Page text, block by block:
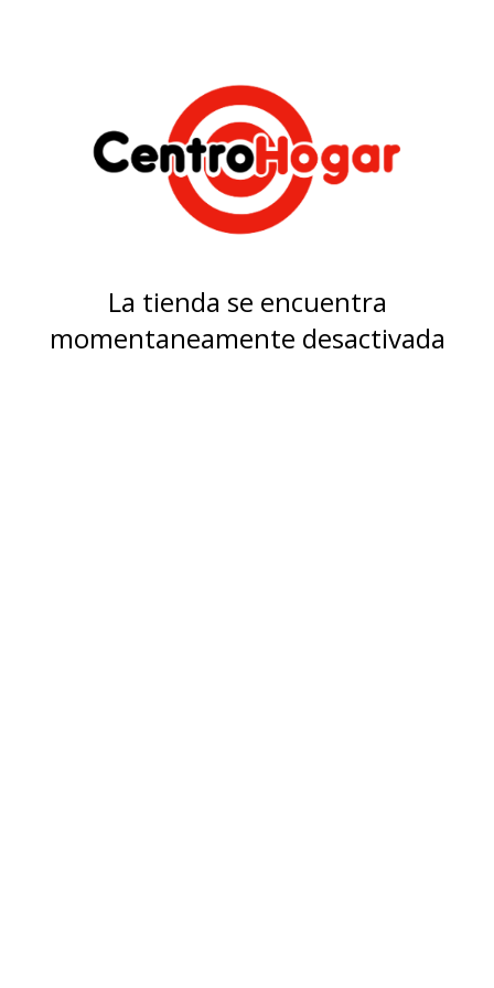
La tienda se encuentra
momentaneamente desactivada